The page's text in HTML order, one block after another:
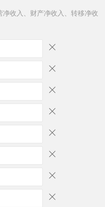
净收入、财产净收入、转移净收